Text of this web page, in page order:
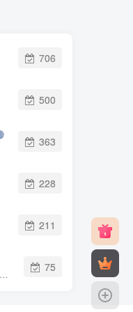
706
500
363
228
211
这家伙很懒，什么都没有写...
75